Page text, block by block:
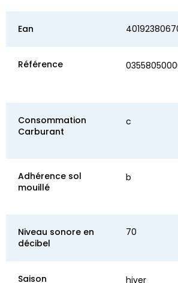
Ean
Référence
Consommation
Carburant
c
Adhérence sol
mouillé
b
Niveau sonore en
décibel
70
Saison hiver